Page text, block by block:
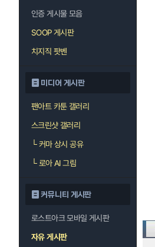
인증 게시물 모음
SOOP 게시판
치지직 팟벤
미디어 게시판
팬아트 카툰 갤러리
스크린샷 갤러리
└커마 상시 공유
└로아 AI 그림
커뮤니티 게시판
로스트아크 모바일 게시판
자유 게시판